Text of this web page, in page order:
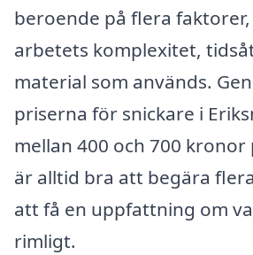
beroende på flera faktorer,
arbetets komplexitet,
material som används.
priserna för snickare i
mellan 400 och 700
är alltid bra att begära
att få en uppfattning om
rimligt.